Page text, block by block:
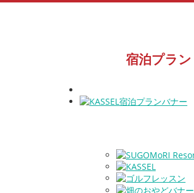
宿泊プラン